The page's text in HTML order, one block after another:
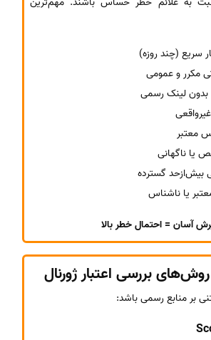
سریع (چند روزه)
مکرر و عمومی
بدون لینک رسمی
معتبر
یا ناگهانی
گسترده
یا ناشناس
آسان = احتمال خطر بالا
بررسی اعتبار ژورنال
بر منابع رسمی باشد: